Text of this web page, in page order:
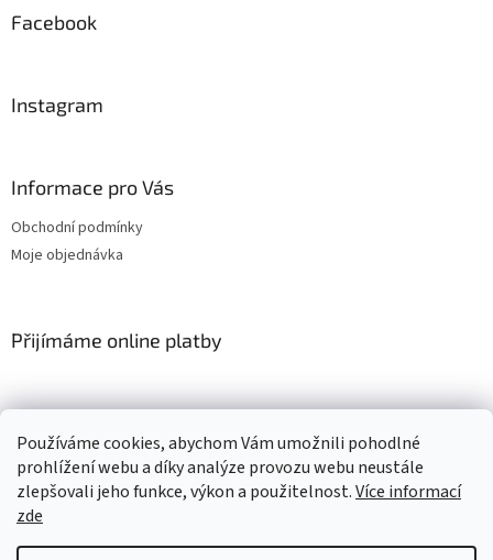
Používáme cookies, abychom Vám umožnili pohodlné
prohlížení webu a díky analýze provozu webu neustále
zlepšovali jeho funkce, výkon a použitelnost.Více informací
zde
Facebook
Instagram
Informace pro Vás
Obchodní podmínky
Moje objednávka
Přijímáme online platby
Vytvořil Shoptet